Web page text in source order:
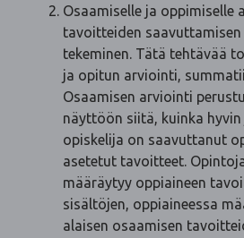
Osaamiselle ja oppimiselle
tavoitteiden saavuttamisen
tekeminen. Tätä tehtävää
ja opitun arviointi,
Osaamisen arviointi
näyttöön siitä, kuinka
opiskelija on saavuttanut
asetetut tavoitteet.
määräytyy oppiaineen
sisältöjen, oppiaineessa
alaisen osaamisen